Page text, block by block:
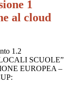
1
al cloud
1.2
SCUOLE”
EUROPEA –